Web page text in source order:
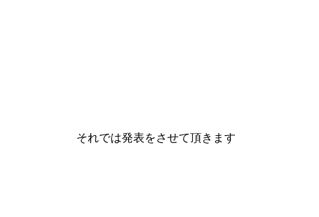
それでは発表をさせて頂きます